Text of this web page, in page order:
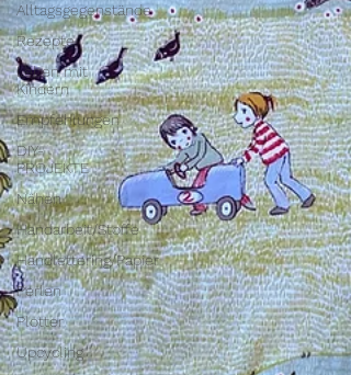
Alltagsgegenstände
Rezepte
Leben mit
Kindern
Empfehlungen
DIY-
PROJEKTE
Nähen
Handarbeit/Stoffe
Handlettering/Papier
Perlen
Plotter
Upcycling